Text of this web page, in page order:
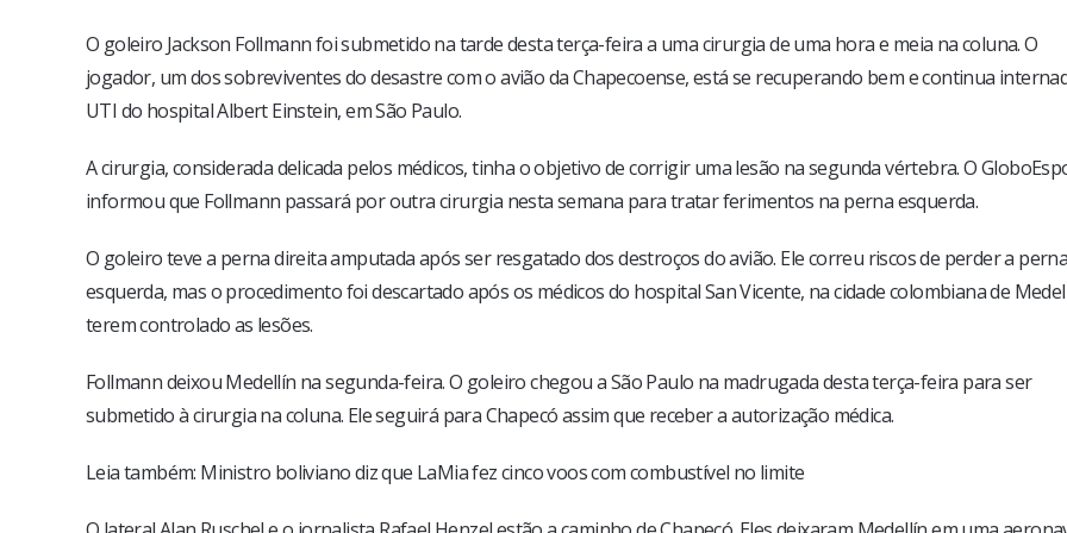
O goleiro Jackson Follmann foi submetido na tarde desta terça-feira a uma cirurgia de uma hora e meia na coluna. O
jogador, um dos sobreviventes do desastre com o avião da Chapecoense, está se recuperando bem e continua
UTI do hospital Albert Einstein, em São Paulo.
A cirurgia, considerada delicada pelos médicos, tinha o objetivo de corrigir uma lesão na segunda vértebra. O
informou que Follmann passará por outra cirurgia nesta semana para tratar ferimentos na perna esquerda.
O goleiro teve a perna direita amputada após ser resgatado dos destroços do avião. Ele correu riscos de perder a
esquerda, mas o procedimento foi descartado após os médicos do hospital San Vicente, na cidade colombiana de
terem controlado as lesões.
Follmann deixou Medellín na segunda-feira. O goleiro chegou a São Paulo na madrugada desta terça-feira para ser
submetido à cirurgia na coluna. Ele seguirá para Chapecó assim que receber a autorização médica.
Leia também: Ministro boliviano diz que LaMia fez cinco voos com combustível no limite